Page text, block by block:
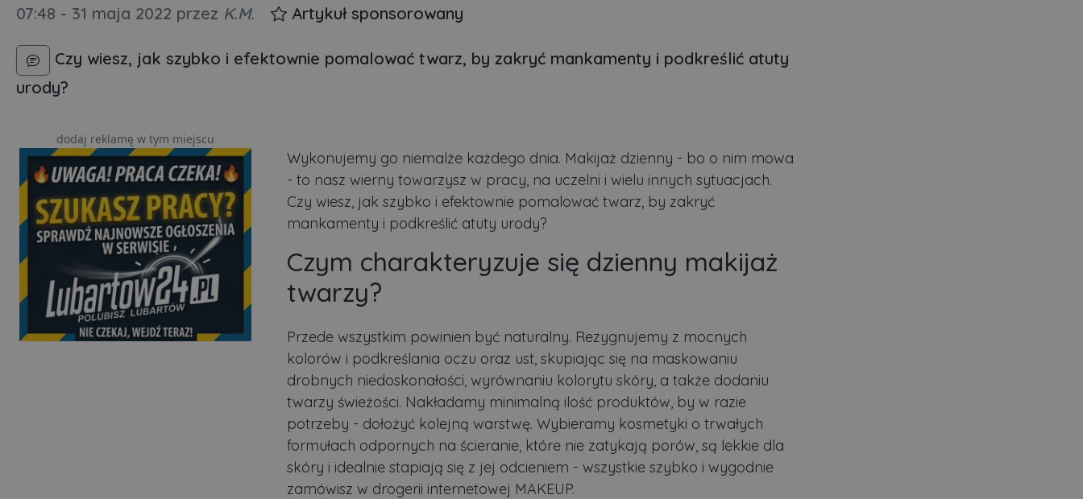
07:48 - 31 maja 2022 przez K.M. Artykuł sponsorowany
Czy wiesz, jak szybko i efektownie pomalować twarz, by zakryć mankamenty i podkreślić atuty
urody?
dodaj reklamę w tym miejscu
Wykonujemy go niemalże każdego dnia. Makijaż dzienny - bo o nim mowa
- to nasz wierny towarzysz w pracy, na uczelni i wielu innych sytuacjach.
Czy wiesz, jak szybko i efektownie pomalować twarz, by zakryć
mankamenty i podkreślić atuty urody?
Czym charakteryzuje się dzienny makijaż
twarzy?
Przede wszystkim powinien być naturalny. Rezygnujemy z mocnych
kolorów i podkreślania oczu oraz ust, skupiając się na maskowaniu
drobnych niedoskonałości, wyrównaniu kolorytu skóry, a także dodaniu
twarzy świeżości. Nakładamy minimalną ilość produktów, by w razie
potrzeby - dołożyć kolejną warstwę. Wybieramy kosmetyki o trwałych
formułach odpornych na ścieranie, które nie zatykają porów, są lekkie dla
skóry i idealnie stapiają się z jej odcieniem - wszystkie szybko i wygodnie
zamówisz w drogerii internetowej MAKEUP.